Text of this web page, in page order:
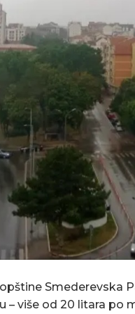
Smederevska
više od 20 litara po